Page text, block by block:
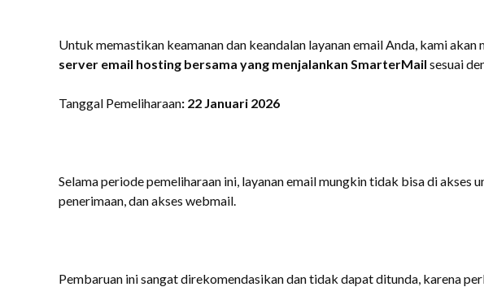
Untuk memastikan keamanan dan keandalan layanan email Anda, kami
server email hosting bersama yang menjalankan SmarterMail sesuai
Tanggal Pemeliharaan: 22 Januari 2026
Selama periode pemeliharaan ini, layanan email mungkin tidak bisa di akses
penerimaan, dan akses webmail.
Pembaruan ini sangat direkomendasikan dan tidak dapat ditunda, karena